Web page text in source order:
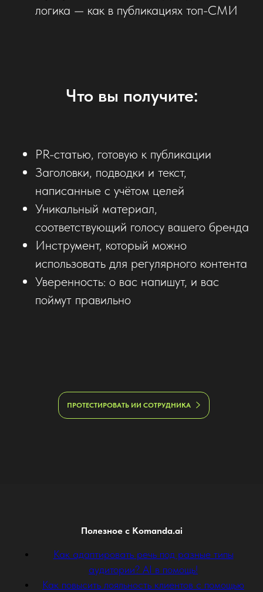
логика — как в публикациях топ-СМИ
Что вы получите:
PR-статью, готовую к публикации
Заголовки, подводки и текст,
написанные с учётом целей
Уникальный материал,
соответствующий голосу вашего бренда
Инструмент, который можно
использовать для регулярного контента
Уверенность: о вас напишут, и вас
поймут правильно
ПРОТЕСТИРОВАТЬ ИИ СОТРУДНИКА
Полезное с Komanda.ai
Как адаптировать речь под разные типы
аудитории? AI в помощь!
Как повысить лояльность клиентов с помощью